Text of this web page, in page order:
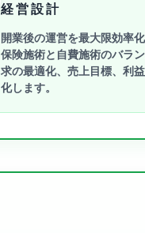
経営設計
開業後の運営を最大限効率
保険施術と自費施術のバラ
求の最適化、売上目標、利
化します。